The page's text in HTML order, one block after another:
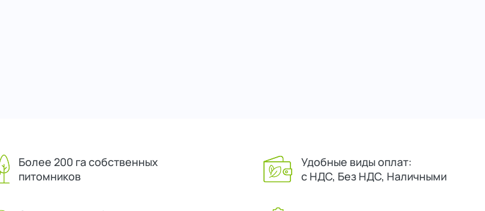
Более 200 га собственных
питомников
Удобные виды оплат:
с НДС, Без НДС, Наличными